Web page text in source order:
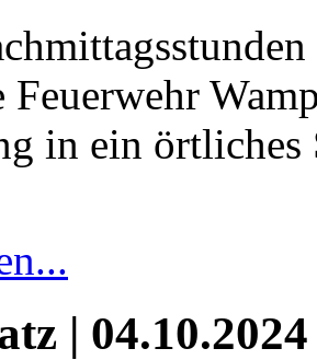
Feuerwehr
in ein örtliches
|